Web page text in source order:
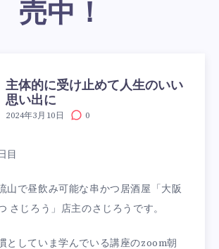
売中！
主体的に受け止めて人生のいい
思い出に
2024年3月10日 0
目
山で昼飲み可能な串かつ居酒屋「大阪
じろう」店主のさじろうです。
としていま学んでいる講座のzoom朝